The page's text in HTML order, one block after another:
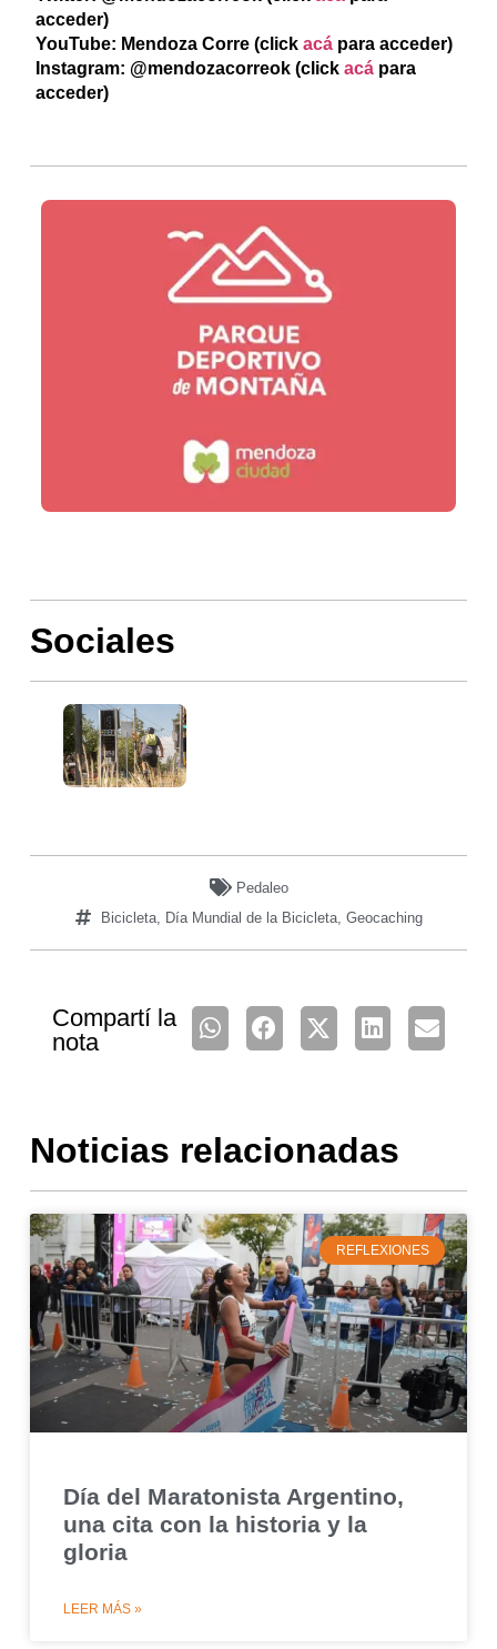
acceder)
YouTube: Mendoza Corre (click acápara acceder)
Instagram: @mendozacorreok (click acápara
acceder)
Sociales
Pedaleo
Bicicleta
Día Mundial de la Bicicleta Geocaching
Compartí la
nota
Noticias relacionadas
REFLEXIONES
Día del Maratonista Argentino,
una cita con la historia y la
gloria
LEER MÁS »